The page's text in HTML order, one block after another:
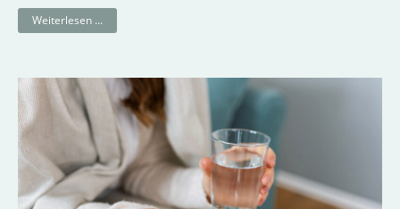
Weiterlesen ...